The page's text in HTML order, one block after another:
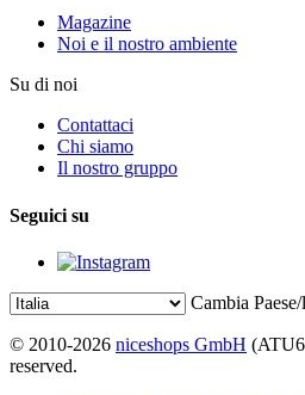
Magazine
Noi e il nostro ambiente
Su di noi
Contattaci
Chi siamo
Il nostro gruppo
Seguici su
Cambia
© 2010-2026 niceshops GmbH
reserved.